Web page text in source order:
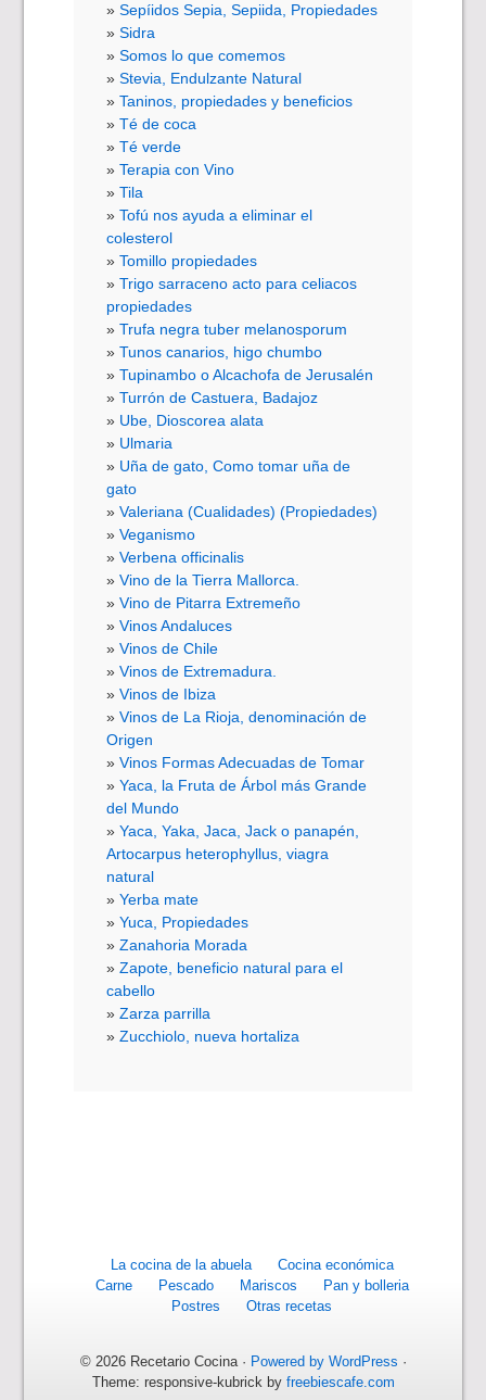
Sepíidos Sepia, Sepiida, Propiedades
Sidra
Somos lo que comemos
Stevia, Endulzante Natural
Taninos, propiedades y beneficios
Té de coca
Té verde
Terapia con Vino
Tila
Tofú nos ayuda a eliminar el
colesterol
Tomillo propiedades
Trigo sarraceno acto para celiacos
propiedades
Trufa negra tuber melanosporum
Tunos canarios, higo chumbo
Tupinambo o Alcachofa de Jerusalén
Turrón de Castuera, Badajoz
Ube, Dioscorea alata
Ulmaria
Uña de gato, Como tomar uña de
gato
Valeriana (Cualidades) (Propiedades)
Veganismo
Verbena officinalis
Vino de la Tierra Mallorca.
Vino de Pitarra Extremeño
Vinos Andaluces
Vinos de Chile
Vinos de Extremadura.
Vinos de Ibiza
Vinos de La Rioja, denominación de
Origen
Vinos Formas Adecuadas de Tomar
Yaca, la Fruta de Árbol más Grande
del Mundo
Yaca, Yaka, Jaca, Jack o panapén,
Artocarpus heterophyllus, viagra
natural
Yerba mate
Yuca, Propiedades
Zanahoria Morada
Zapote, beneficio natural para el
cabello
Zarza parrilla
Zucchiolo, nueva hortaliza
La cocina de la abuela
Cocina económica
Carne
Pescado Mariscos
Pan y bolleria
Postres
Otras recetas
© 2026 Recetario Cocina · Powered by WordPress ·
Theme: responsive-kubrick by freebiescafe.com